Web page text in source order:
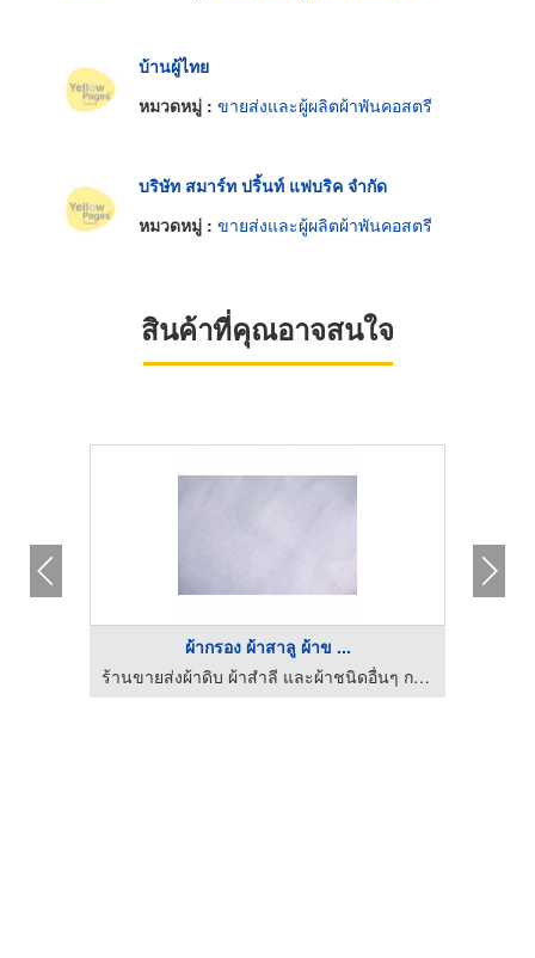
บ้านผู้ไทย
หมวดหมู่ : ขายส่งและผู้ผลิตผ้าพันคอสตรี
บริษัท สมาร์ท ปริ้นท์ แฟบริค จำกัด
หมวดหมู่ : ขายส่งและผู้ผลิตผ้าพันคอสตรี
สินค้าที่คุณอาจสนใจ
ผ้ากรอง ผ้าสาลู ผ้าข ...
ร้านขายส่งผ้าดิบ ผ้าสำลี และผ้าชนิดอื่นๆ กรุงเทพ เลิศวาณิชย์เท็กซ์ไทล์